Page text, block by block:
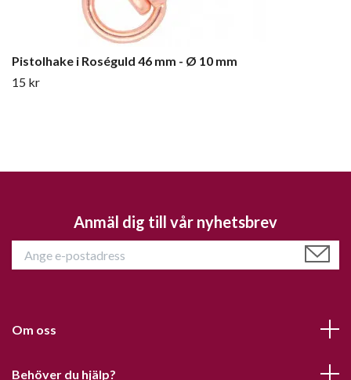
Pistolhake i Roséguld 46 mm - Ø 10 mm
15 kr
Anmäl dig till vår nyhetsbrev
Om oss
Behöver du hjälp?